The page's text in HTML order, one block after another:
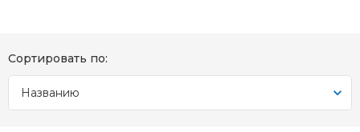
Сортировать по:
Названию